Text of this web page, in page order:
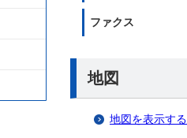
ファクス
地図
地図を表示する